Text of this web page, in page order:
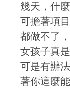
幾天，什
可擔著項
都做不了
女孩子真
可是有辦
著你這麼